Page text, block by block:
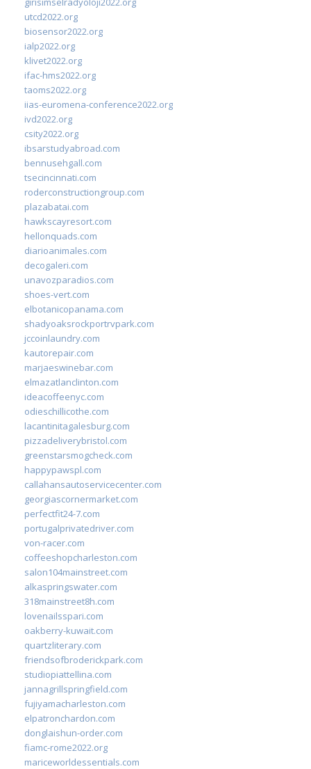
utcd2022.org
biosensor2022.org
ialp2022.org
klivet2022.org
ifac-hms2022.org
taoms2022.org
iias-euromena-conference2022.org
ivd2022.org
csity2022.org
ibsarstudyabroad.com
bennusehgall.com
tsecincinnati.com
roderconstructiongroup.com
plazabatai.com
hawkscayresort.com
hellonquads.com
diarioanimales.com
decogaleri.com
unavozparadios.com
shoes-vert.com
elbotanicopanama.com
shadyoaksrockportrvpark.com
jccoinlaundry.com
kautorepair.com
marjaeswinebar.com
elmazatlanclinton.com
ideacoffeenyc.com
odieschillicothe.com
lacantinitagalesburg.com
pizzadeliverybristol.com
greenstarsmogcheck.com
happypawspl.com
callahansautoservicecenter.com
georgiascornermarket.com
perfectfit24-7.com
portugalprivatedriver.com
von-racer.com
coffeeshopcharleston.com
salon104mainstreet.com
alkaspringswater.com
318mainstreet8h.com
lovenailsspari.com
oakberry-kuwait.com
quartzliterary.com
friendsofbroderickpark.com
studiopiattellina.com
jannagrillspringfield.com
fujiyamacharleston.com
elpatronchardon.com
donglaishun-order.com
fiamc-rome2022.org
mariceworldessentials.com